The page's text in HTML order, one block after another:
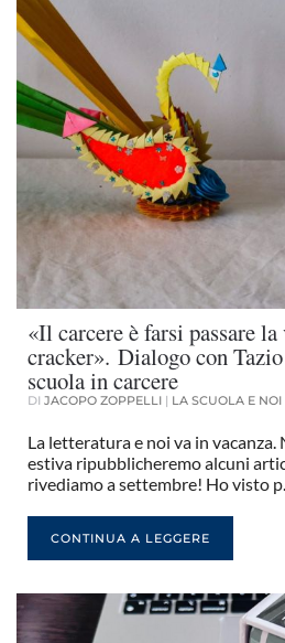
«Il carcere è farsi passare
cracker». Dialogo con
scuola in carcere
DI JACOPO ZOPPELLI | LA SCUOLA E NOI
La letteratura e noi va in vacanza.
estiva ripubblicheremo alcuni
rivediamo a settembre! Ho visto
CONTINUA A LEGGERE